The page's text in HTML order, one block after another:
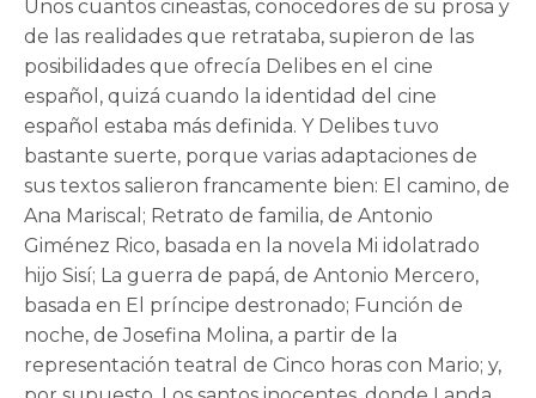
Unos cuantos cineastas, conocedores de su prosa y
de las realidades que retrataba, supieron de las
posibilidades que ofrecía Delibes en el cine
español, quizá cuando la identidad del cine
español estaba más definida. Y Delibes tuvo
bastante suerte, porque varias adaptaciones de
sus textos salieron francamente bien: El camino, de
Ana Mariscal; Retrato de familia, de Antonio
Giménez Rico, basada en la novela Mi idolatrado
hijo Sisí; La guerra de papá, de Antonio Mercero,
basada en El príncipe destronado; Función de
noche, de Josefina Molina, a partir de la
representación teatral de Cinco horas con Mario; y,